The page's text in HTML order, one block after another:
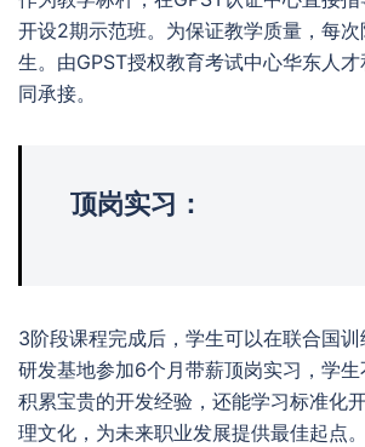
开设2期示范班。为保证教学质量，每
生。由GPST授权教育考试中心华东人
同承接。
顶岗实习：
3阶段课程完成后，学生可以在联合国
研发基地参加6个月带薪顶岗实习，学
积累宝贵的开发经验，还能学习标准化
理文化，为未来职业发展提供最佳起点